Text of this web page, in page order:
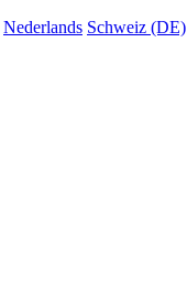
Nederlands Schweiz (DE)